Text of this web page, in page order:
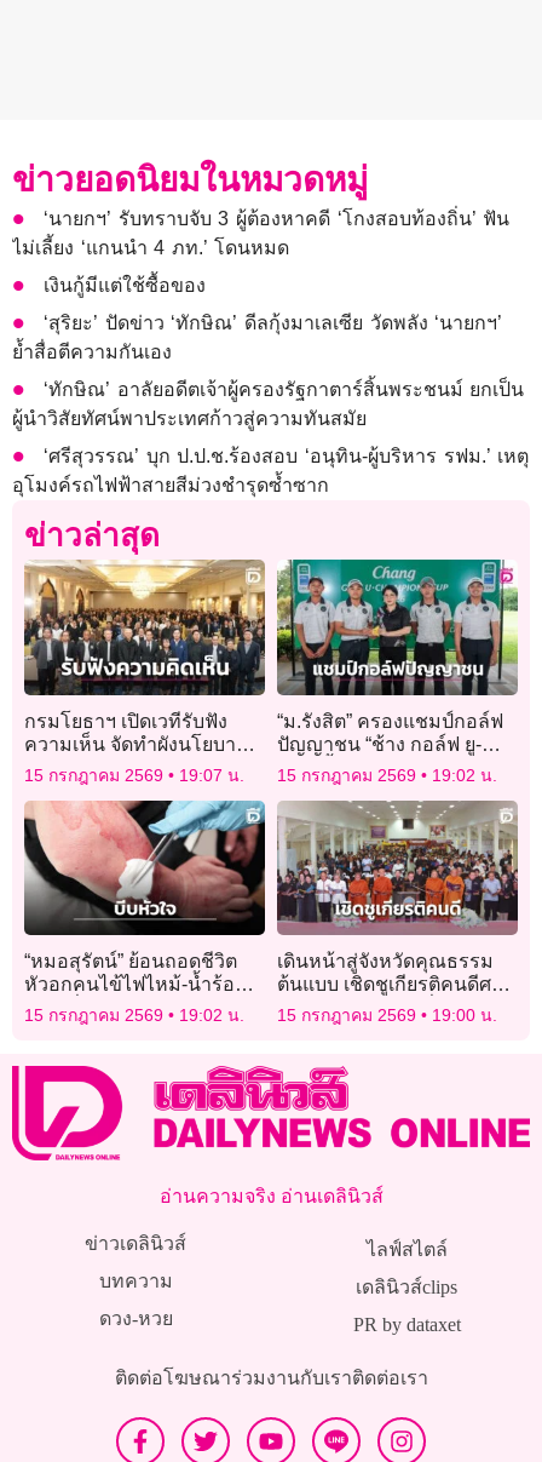
ข่าวยอดนิยมในหมวดหมู่
‘นายกฯ’ รับทราบจับ 3 ผู้ต้องหาคดี ‘โกงสอบท้องถิ่น’ ฟัน
ไม่เลี้ยง ‘แกนนำ 4 ภท.’ โดนหมด
เงินกู้มีแต่ใช้ซื้อของ
‘สุริยะ’ ปัดข่าว ‘ทักษิณ’ ดีลกุ้งมาเลเซีย วัดพลัง ‘นายกฯ’
ย้ำสื่อตีความกันเอง
‘ทักษิณ’ อาลัยอดีตเจ้าผู้ครองรัฐกาตาร์สิ้นพระชนม์ ยกเป็น
ผู้นำวิสัยทัศน์พาประเทศก้าวสู่ความทันสมัย
‘ศรีสุวรรณ’ บุก ป.ป.ช.ร้องสอบ ‘อนุทิน-ผู้บริหาร รฟม.’ เหตุ
อุโมงค์รถไฟฟ้าสายสีม่วงชำรุดซ้ำซาก
ข่าวล่าสุด
กรมโยธาฯ เปิดเวทีรับฟัง
ความเห็น จัดทำผังนโยบาย
จ.อยุธยา วางกรอบพัฒนา
พื้นที่อย่างยั่งยืน
15 กรกฎาคม 2569 19:07 น.
“ม.รังสิต” ครองแชมป์กอล์ฟ
ปัญญาชน “ช้าง กอล์ฟ ยู-
แชมเปี้ยนส์ คัพ 2026” รอบ
คัดเลือกสนาม 2 ที่เพชรบุรี
15 กรกฎาคม 2569 19:02 น.
“หมอสุรัตน์” ย้อนถอดชีวิต
หัวอกคนไข้ไฟไหม้-น้ำร้อน
ลวก เรื่องจริงจุกอกภายใต้
ความเจ็บปวด
15 กรกฎาคม 2569 19:02 น.
เดินหน้าสู่จังหวัดคุณธรรม
ต้นแบบ เชิดชูเกียรติคนดีศรี
กาฬสินธุ์ มุ่งขับเคลื่อน
ยุทธศาสตร์ชาติ
15 กรกฎาคม 2569 19:00 น.
อ่านความจริง อ่านเดลินิวส์
ข่าวเดลินิวส์
บทความ
ดวง-หวย
ไลฟ์สไตล์
เดลินิวส์clips
PR by dataxet
ติดต่อโฆษณาร่วมงานกับเราติดต่อเรา